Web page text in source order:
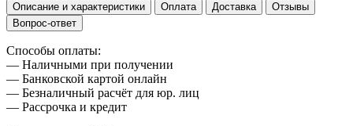
Описание и характеристики Оплата Доставка
Отзывы
Вопрос-ответ
Способы оплаты:
— Наличными при получении
— Банковской картой онлайн
— Безналичный расчёт для юр. лиц
— Рассрочка и кредит